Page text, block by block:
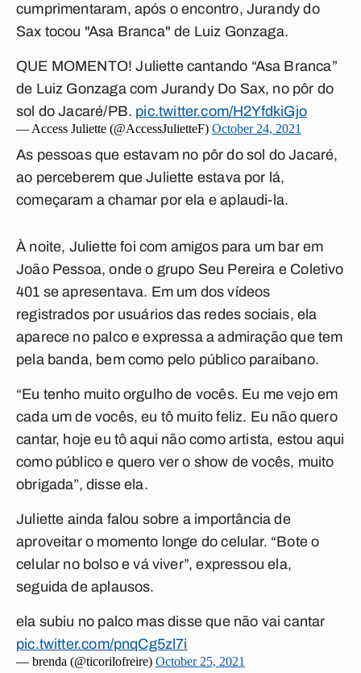
cumprimentaram, após o encontro, Jurandy do
Sax tocou "Asa Branca" de Luiz Gonzaga.
QUE MOMENTO! Juliette cantando “Asa Branca”
de Luiz Gonzaga com Jurandy Do Sax, no pôr do
sol do Jacaré/PB. pic.twitter.com/H2YfdkiGjo
— Access Juliette (@AccessJulietteF) October 24, 2021
As pessoas que estavam no pôr do sol do Jacaré,
ao perceberem que Juliette estava por lá,
começaram a chamar por ela e aplaudi-la.
À noite, Juliette foi com amigos para um bar em
João Pessoa, onde o grupo Seu Pereira e Coletivo
401 se apresentava. Em um dos vídeos
registrados por usuários das redes sociais, ela
aparece no palco e expressa a admiração que tem
pela banda, bem como pelo público paraibano.
“Eu tenho muito orgulho de vocês. Eu me vejo em
cada um de vocês, eu tô muito feliz. Eu não quero
cantar, hoje eu tô aqui não como artista, estou aqui
como público e quero ver o show de vocês, muito
obrigada”, disse ela.
Juliette ainda falou sobre a importância de
aproveitar o momento longe do celular. “Bote o
celular no bolso e vá viver”, expressou ela,
seguida de aplausos.
ela subiu no palco mas disse que não vai cantar
pic.twitter.com/pnqCg5zl7i
— brenda (@ticorilofreire) October 25, 2021